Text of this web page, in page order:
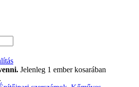
Jelenleg 1 ember kosarában